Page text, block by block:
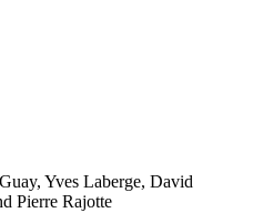
Yves Laberge, David
Pierre Rajotte